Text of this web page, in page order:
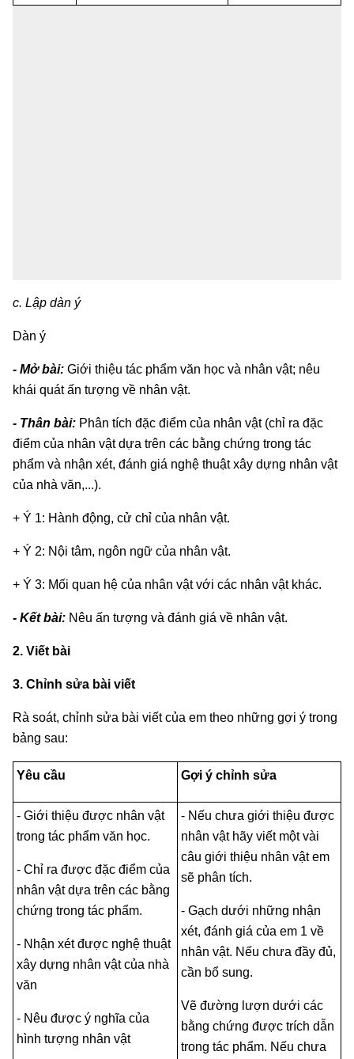
c. Lập dàn ý
Dàn ý
- Mở bài: Giới thiệu tác phẩm văn học và nhân vật; nêu
khái quát ấn tượng về nhân vật.
- Thân bài: Phân tích đặc điểm của nhân vật (chỉ ra đặc
điểm của nhân vật dựa trên các bằng chứng trong tác
phẩm và nhận xét, đánh giá nghệ thuật xây dựng nhân vật
của nhà văn,...).
+ Ý 1: Hành động, cử chỉ của nhân vật.
+ Ý 2: Nội tâm, ngôn ngữ của nhân vật.
+ Ý 3: Mối quan hệ của nhân vật với các nhân vật khác.
- Kết bài: Nêu ấn tượng và đánh giá về nhân vật.
2. Viết bài
3. Chỉnh sửa bài viết
Rà soát, chỉnh sửa bài viết của em theo những gợi ý trong
bảng sau:
Yêu cầu Gợi ý chỉnh sửa
- Giới thiệu được nhân vật
trong tác phẩm văn học.
- Chỉ ra được đặc điểm của
nhân vật dựa trên các bằng
chứng trong tác phẩm.
- Nhận xét được nghệ thuật
xây dựng nhân vật của nhà
văn
- Nêu được ý nghĩa của
hình tượng nhân vật
- Nếu chưa giới thiệu được
nhân vật hãy viết một vài
câu giới thiệu nhân vật em
sẽ phân tích.
- Gạch dưới những nhận
xét, đánh giá của em 1 về
nhân vật. Nếu chưa đầy đủ,
cần bổ sung.
Vẽ đường lượn dưới các
bằng chứng được trích dẫn
trong tác phẩm. Nếu chưa